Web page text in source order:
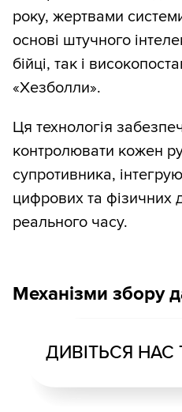
року, жертвами
основі штучного
бійці, так і
«Хезболли».
Ця технологія
контролювати кожен
супротивника,
цифрових та фізичних
реального часу.
Механізми збору
ДИВІТЬСЯ НАС